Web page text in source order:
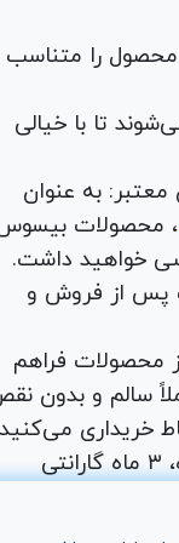
قطعه اصلی.
را متناسب
تا با خیالی
معتبر: به عنوان
، محصولات
خواهید داشت.
خدمات پس از فروش و
محصولات فراهم
سالم و بدون
خریداری
شامل ۷ روز مهلت تست و ضمانت اصالت کالا است. به طور خاص برای گوشی‌های موبایل کارکرده، ۳ ماه گارانتی
دیجیتال
را با